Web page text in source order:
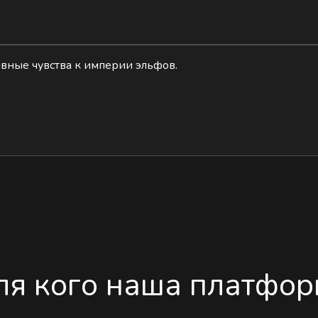
чувства к империи эльфов.
кого наша